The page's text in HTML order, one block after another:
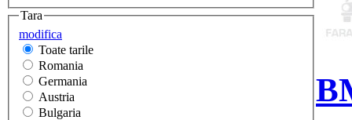
modifica
Tara
Toate tarile
Romania
Germania
Austria
Bulgaria